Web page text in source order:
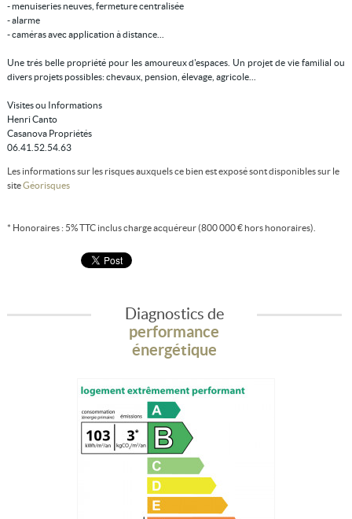
- menuiseries neuves, fermeture centralisée
- alarme
- caméras avec application à distance...
Une trés belle propriété pour les amoureux d'espaces. Un projet de vie familial ou
divers projets possibles: chevaux, pension, élevage, agricole...
Visites ou Informations
Henri Canto
Casanova Propriétés
06.41.52.54.63
Les informations sur les risques auxquels ce bien est exposé sont disponibles sur le
siteGéorisques
* Honoraires : 5% TTC inclus charge acquéreur (800 000 € hors honoraires).
Diagnostics de
performance
énergétique